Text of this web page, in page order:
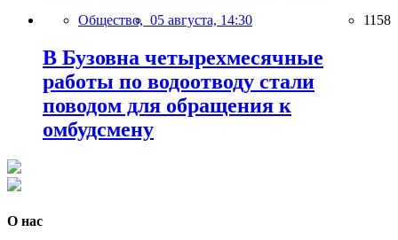
Общество, 05 августа, 14:30 1158
В Бузовна четырехмесячные
работы по водоотводу стали
поводом для обращения к
омбудсмену
О нас